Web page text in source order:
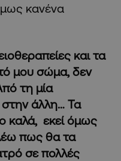
κανένα
και τα
μου σώμα, δεν
τη μία
άλλη… Τα
καλά, εκεί όμως
πως θα τα
σε πολλές